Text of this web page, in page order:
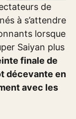
de
à s’attendre
lorsque
Saiyan plus
finale de
décevante en
avec les